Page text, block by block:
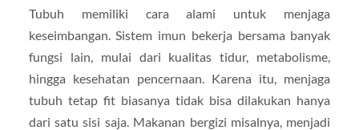
Tubuh memiliki cara alami untuk menjaga
keseimbangan. Sistem imun bekerja bersama banyak
fungsi lain, mulai dari kualitas tidur, metabolisme,
hingga kesehatan pencernaan. Karena itu, menjaga
tubuh tetap fit biasanya tidak bisa dilakukan hanya
dari satu sisi saja. Makanan bergizi misalnya, menjadi